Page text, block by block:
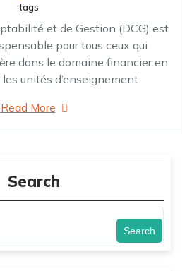
tags
et de Gestion (DCG) est
pour tous ceux qui
dans le domaine financier en
les unités d’enseignement
Read More
Search
Search